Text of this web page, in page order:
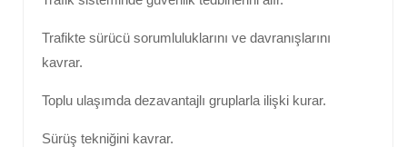
Trafikte sürücü sorumluluklarını ve davranışlarını
kavrar.
Toplu ulaşımda dezavantajlı gruplarla ilişki kurar.
Sürüş tekniğini kavrar.